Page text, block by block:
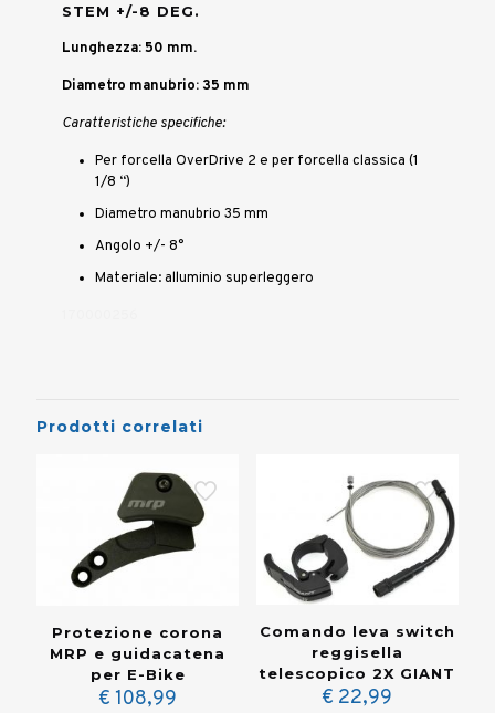
STEM +/-8 DEG.
Lunghezza: 50 mm.
Diametro manubrio: 35 mm
Caratteristiche specifiche:
Per forcella OverDrive 2 e per forcella classica (1
1/8 “)
Diametro manubrio 35 mm
Angolo +/- 8°
Materiale: alluminio superleggero
Prodotti correlati
Protezione corona
MRP e guidacatena
per E-Bike
€ 108,99
Comando leva switch
reggisella
telescopico 2X GIANT
€ 22,99